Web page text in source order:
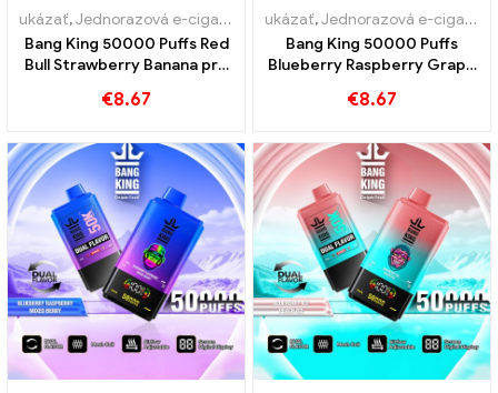
ukázať,Jednorazová e-cigareta s nikotínom ,Jednorazové e-
Bang King 50000 Puffs Red
Bull Strawberry Banana pre
€8.67
ukázať,Jednorazová e-cigareta s nikotínom
Bang King 50000 Puffs
Blueberry Raspberry Grape
potešenie
€8.67